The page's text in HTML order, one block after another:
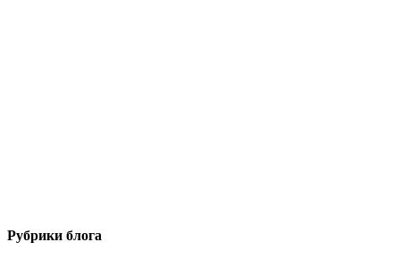
Рубрики блога